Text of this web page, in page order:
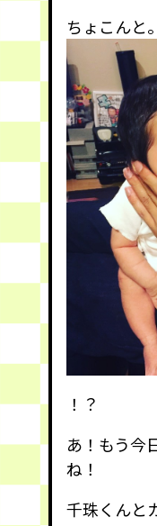
ちょこんと。
！？
あ！もう今
ね！
千珠くんと